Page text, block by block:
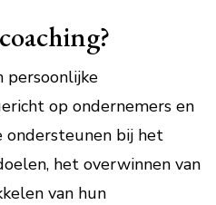
persoonlijke
op ondernemers en
ondersteunen bij het
het overwinnen van
van hun